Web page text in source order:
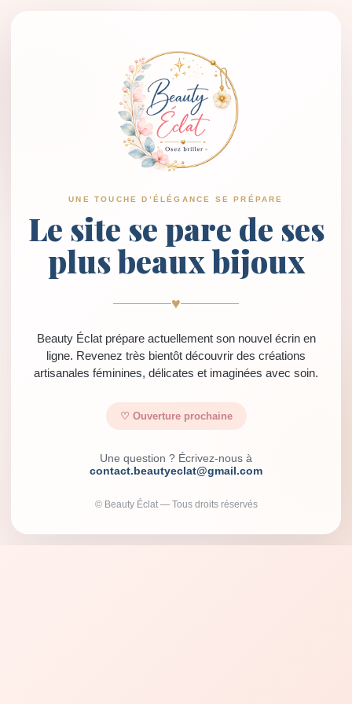
UNE TOUCHE D’ÉLÉGANCE SE PRÉPARE
Le site se pare de ses
plus beaux bijoux
♥
Beauty Éclat prépare actuellement son nouvel écrin en
ligne. Revenez très bientôt découvrir des créations
artisanales féminines, délicates et imaginées avec soin.
♡ Ouverture prochaine
Une question ? Écrivez-nous à
contact.beautyeclat@gmail.com
© Beauty Éclat — Tous droits réservés